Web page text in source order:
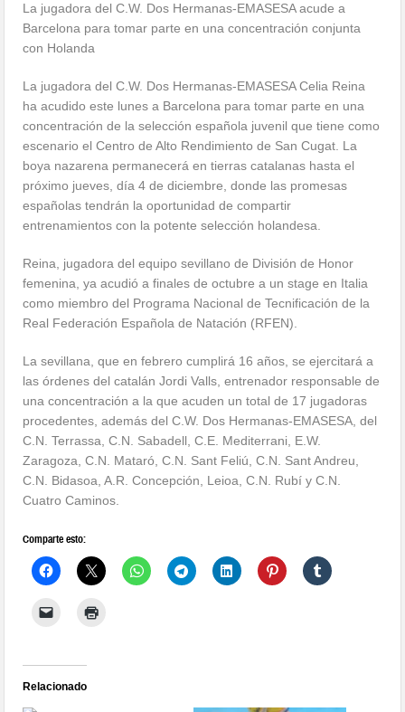
Barcelona para tomar parte en una concentración conjunta
con Holanda
ha acudido este lunes a Barcelona para tomar parte en una
concentración de la selección española juvenil que tiene como
escenario el Centro de Alto Rendimiento de San Cugat. La
boya nazarena permanecerá en tierras catalanas hasta el
próximo jueves, día 4 de diciembre, donde las promesas
españolas tendrán la oportunidad de compartir
entrenamientos con la potente selección holandesa.
femenina, ya acudió a finales de octubre a un stage en Italia
como miembro del Programa Nacional de Tecnificación de la
Real Federación Española de Natación (RFEN).
las órdenes del catalán Jordi Valls, entrenador responsable de
una concentración a la que acuden un total de 17 jugadoras
procedentes, además del C.W. Dos Hermanas-EMASESA, del
C.N. Terrassa, C.N. Sabadell, C.E. Mediterrani, E.W.
Zaragoza, C.N. Mataró, C.N. Sant Feliú, C.N. Sant Andreu,
C.N. Bidasoa, A.R. Concepción, Leioa, C.N. Rubí y C.N.
Cuatro Caminos.